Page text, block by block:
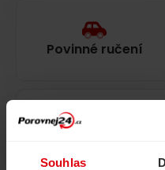
Souhlas
Povinné ručení